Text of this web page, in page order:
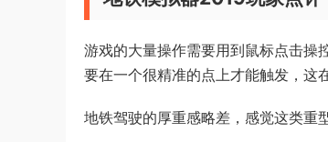
游戏的大量操作需要用到鼠标点击操
要在一个很精准的点上才能触发，这
地铁驾驶的厚重感略差，感觉这类重